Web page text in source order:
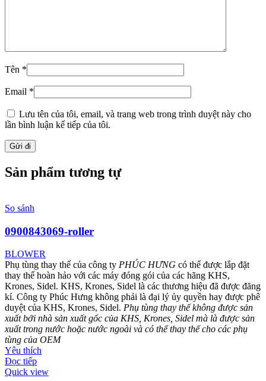
Tên *
Email *
Lưu tên của tôi, email, và trang web trong trình duyệt này cho
lần bình luận kế tiếp của tôi.
Sản phẩm tương tự
So sánh
0900843069-roller
BLOWER
Phụ tùng thay thế của công ty PHÚC HƯNG có thể được lắp đặt
thay thế hoàn hảo với các máy đóng gói của các hãng KHS,
Krones, Sidel. KHS, Krones, Sidel là các thương hiệu đã được đăng
kí. Công ty Phúc Hưng không phải là đại lý ủy quyền hay được phê
duyệt của KHS, Krones, Sidel. Phụ tùng thay thế không được sản
xuất bởi nhà sản xuất gốc của KHS, Krones, Sidel mà là được sản
xuất trong nước hoặc nước ngoài và có thể thay thế cho các phụ
tùng của OEM
Yêu thích
Đọc tiếp
Quick view